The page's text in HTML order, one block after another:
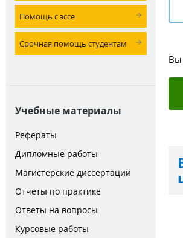
Помощь с эссе
Срочная помощь студентам
Учебные материалы
Рефераты
Дипломные работы
Магистерские диссертации
Отчеты по практике
Ответы на вопросы
Курсовые работы
Вы